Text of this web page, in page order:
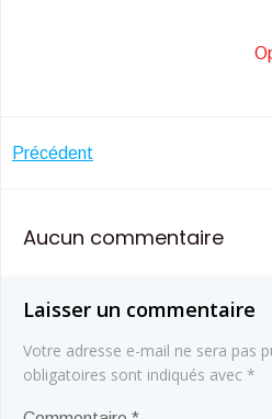
Navigation
de
Précédent
Aucun commentaire
Laisser un commentaire
Votre adresse e-mail ne sera pas
obligatoires sont indiqués avec *